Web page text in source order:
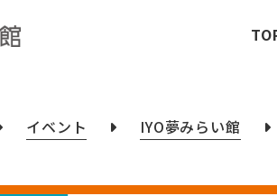
イベント IYO夢みらい館